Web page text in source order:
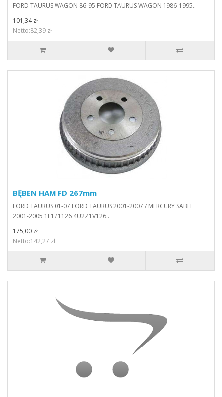
FORD TAURUS WAGON 86-95 FORD TAURUS WAGON 1986-1995..
101,34 zł
Netto:82,39 zł
BĘBEN HAM FD 267mm
FORD TAURUS 01-07 FORD TAURUS 2001-2007 / MERCURY SABLE
2001-2005 1F1Z1126 4U2Z1V126..
175,00 zł
Netto:142,27 zł